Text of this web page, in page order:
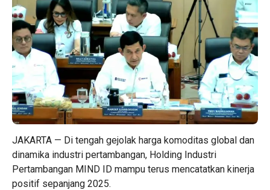
JAKARTA — Di tengah gejolak harga komoditas global dan
dinamika industri pertambangan, Holding Industri
Pertambangan MIND ID mampu terus mencatatkan kinerja
positif sepanjang 2025.